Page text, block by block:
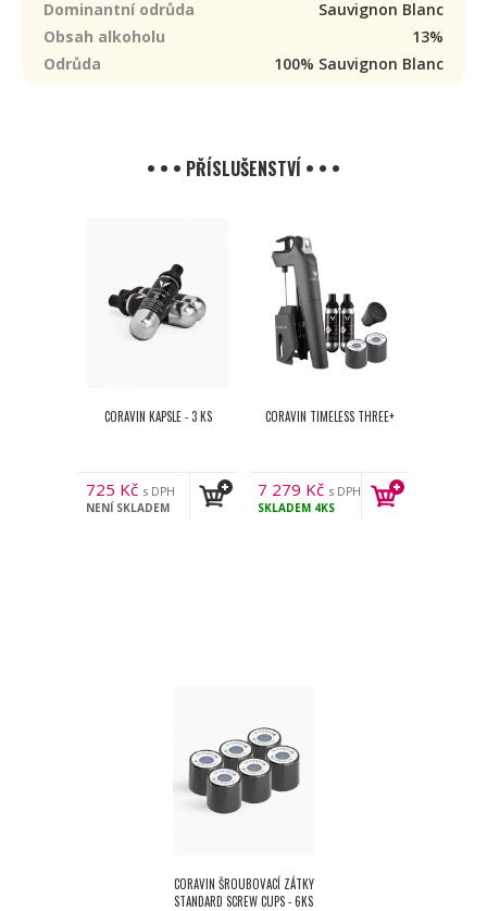
Dominantní odrůda
Sauvignon Blanc
Obsah alkoholu
13%
Odrůda
100% Sauvignon Blanc
• • • PŘÍSLUŠENSTVÍ • • •
CORAVIN KAPSLE - 3 KS
725 Kč s DPH
NENÍ SKLADEM
CORAVIN TIMELESS THREE+
7 279 Kč s DPH
SKLADEM 4KS
CORAVIN ŠROUBOVACÍ ZÁTKY
STANDARD SCREW CUPS - 6KS